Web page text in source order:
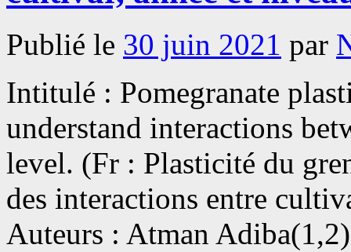
Publié le 30 juin 2021 par
Intitulé : Pomegranate
understand interactions
level. (Fr : Plasticité du
des interactions entre
Auteurs : Atman